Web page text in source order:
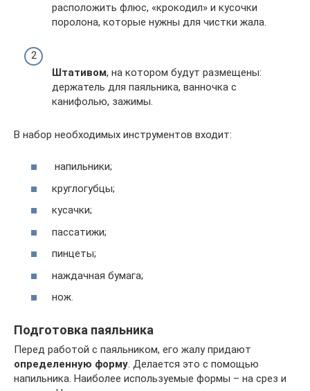
расположить флюс, «крокодил» и кусочки
поролона, которые нужны для чистки жала.
Штативом, на котором будут размещены:
держатель для паяльника, ванночка с
канифолью, зажимы.
В набор необходимых инструментов входит:
напильники;
круглогубцы;
кусачки;
пассатижи;
пинцеты;
наждачная бумага;
нож.
Подготовка паяльника
Перед работой с паяльником, его жалу придают
определенную форму. Делается это с помощью
напильника. Наиболее используемые формы – на срез и